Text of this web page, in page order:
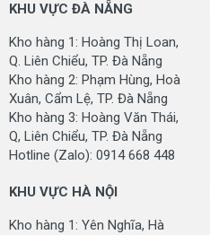
KHU VỰC ĐÀ NẴNG
Kho hàng 1: Hoàng Thị Loan,
Q. Liên Chiểu, TP. Đà Nẵng
Kho hàng 2: Phạm Hùng, Hoà
Xuân, Cẩm Lệ, TP. Đà Nẵng
Kho hàng 3: Hoàng Văn Thái,
Q, Liên Chiểu, TP. Đà Nẵng
Hotline (Zalo): 0914 668 448
KHU VỰC HÀ NỘI
Kho hàng 1: Yên Nghĩa, Hà